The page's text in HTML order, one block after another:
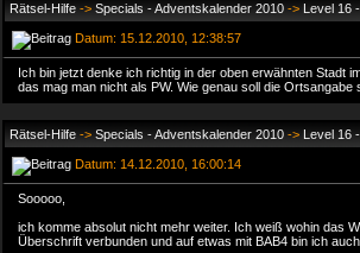
Rätsel-Hilfe -> Specials - Adventskalender 2010 -> Level 16
Datum: 15.12.2010, 12:38:57
Ich bin jetzt denke ich richtig in der oben erwähnten Stadt
das mag man nicht als PW. Wie genau soll die Ortsangabe
Rätsel-Hilfe -> Specials - Adventskalender 2010 -> Level 16
Datum: 14.12.2010, 16:00:14
Sooooo,
ich komme absolut nicht mehr weiter. Ich weiß wohin das
Überschrift verbunden und auf etwas mit BAB4 bin ich